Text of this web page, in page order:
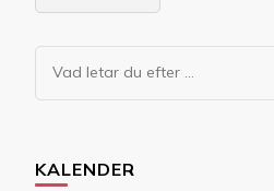
Letar
du
KALENDER